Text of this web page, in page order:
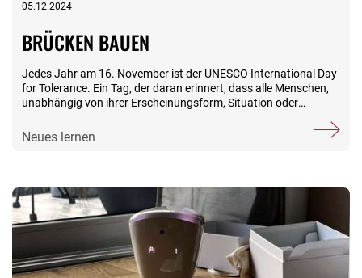
05.12.2024
BRÜCKEN BAUEN
Jedes Jahr am 16. November ist der UNESCO International Day
for Tolerance. Ein Tag, der daran erinnert, dass alle Menschen,
unabhängig von ihrer Erscheinungsform, Situation oder
für die Stiftungsfamilie in diesem Sinne jeden Tag Tolerance Day
Integration der Stiftungsfamilie, kurz SUKI, unterstützt die
Deutsche Bahn bei der Integration neuer Mitarbeitender mit
Flucht- oder Migrationserfahrung. Also beispielsweise beim
Onboarding-Prozess, beim Überwinden sozialer und kultureller
Hürden oder der Stärkung des Zusammenhalts sowie der
Integration innerhalb des Konzerns. Weiterhin berät und
Neues lernen